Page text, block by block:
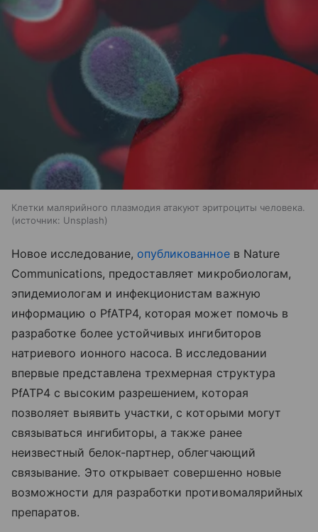
Клетки малярийного плазмодия атакуют эритроциты человека.
источник: Unsplash
Новое исследование, опубликованноев Nature
Communications, предоставляет микробиологам,
эпидемиологам и инфекционистам важную
информацию о PfATP4, которая может помочь в
разработке более устойчивых ингибиторов
натриевого ионного насоса. В исследовании
впервые представлена трехмерная структура
PfATP4 с высоким разрешением, которая
позволяет выявить участки, с которыми могут
связываться ингибиторы, а также ранее
неизвестный белок-партнер, облегчающий
связывание. Это открывает совершенно новые
возможности для разработки противомалярийных
препаратов.